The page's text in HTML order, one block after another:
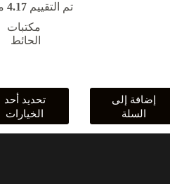
إضافة إلى
السلة
تم التقييم 4.17
مكتبات
الحائط
تحديد أحد
الخياراتالعديد
من
الأشكال